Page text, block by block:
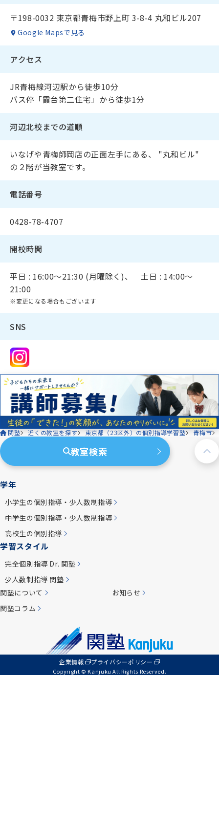
〒198-0032 東京都青梅市野上町 3-8-4 丸和ビル207
Google Mapsで見る
アクセス
JR青梅線河辺駅から徒歩10分
バス停「霞台第二住宅」から徒歩1分
河辺北校までの道順
いなげや青梅師岡店の正面左手にある、 "丸和ビル"
の２階が当教室です。
電話番号
0428-78-4707
開校時間
平日 : 16:00～21:30 (月曜除く)、 土日 : 14:00～
21:00
※変更になる場合もございます
SNS
関塾 近くの教室を探す 東京都（23区外）の個別指導学習塾 青梅市
教室検索
学年
小学生の個別指導・少人数制指導
中学生の個別指導・少人数制指導
高校生の個別指導
学習スタイル
完全個別指導 Dr. 関塾
少人数制指導 関塾
関塾について
お知らせ
関塾コラム
企業情報 プライバシーポリシー
Copyright © Kanjuku All Rights Reserved.